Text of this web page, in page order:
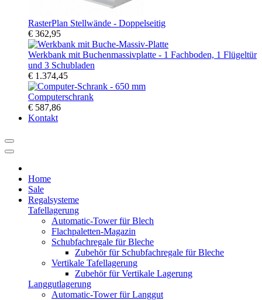
RasterPlan Stellwände - Doppelseitig
€ 362,95
Werkbank mit Buchenmassivplatte - 1 Fachboden, 1 Flügeltür
und 3 Schubladen
€ 1.374,45
Computerschrank
€ 587,86
Kontakt
Home
Sale
Regalsysteme
Tafellagerung
Automatic-Tower für Blech
Flachpaletten-Magazin
Schubfachregale für Bleche
Zubehör für Schubfachregale für Bleche
Vertikale Tafellagerung
Zubehör für Vertikale Lagerung
Langgutlagerung
Automatic-Tower für Langgut